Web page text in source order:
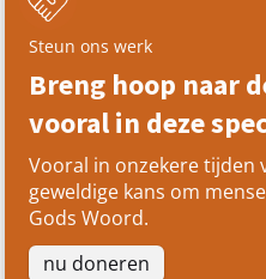
Steun ons werk
Breng hoop naar
vooral in deze
Vooral in onzekere tijden
geweldige kans om
Gods Woord.
nu doneren